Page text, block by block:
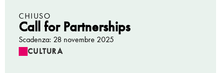
CHIUSO
Call for Partnerships
Scadenza: 28 novembre 2025
CULTURA